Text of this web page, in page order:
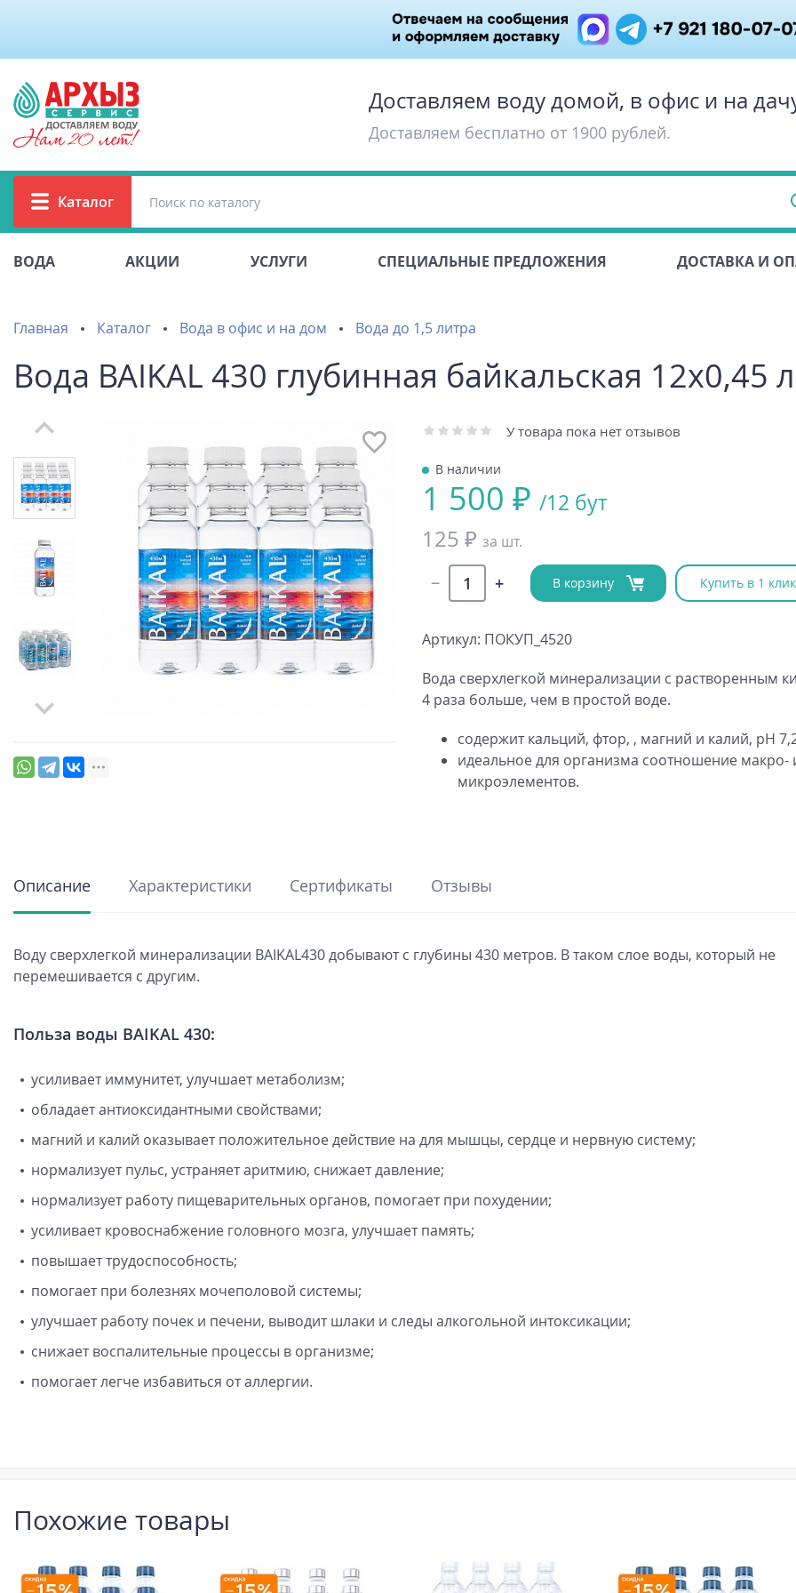
Доставляем воду домой, в офис и на
Доставляем бесплатно от 1900 рублей.
Каталог
ВОДА АКЦИИ УСЛУГИ СПЕЦИАЛЬНЫЕ ПРЕДЛОЖЕНИЯ ДОСТАВКА И
Главная Каталог Вода в офис и на дом Вода до 1,5 литра
Вода BAIKAL 430 глубинная байкальская 12х0,45
У товара пока нет отзывов
В наличии
1 500 ₽ /12 бут
125 ₽ за шт.
В корзину Купить в 1 клик
Артикул: ПОКУП_4520
Вода сверхлегкой минерализации c растворенным
4 раза больше, чем в простой воде.
содержит кальций, фтор, , магний и калий, pH
идеальное для организма соотношение макро-
микроэлементов.
Описание Характеристики Сертификаты Отзывы
Воду сверхлегкой минерализации BAIKAL430 добывают с глубины 430 метров. В таком слое воды, который не
перемешивается с другим.
Польза воды BAIKAL 430:
усиливает иммунитет, улучшает метаболизм;
обладает антиоксидантными свойствами;
магний и калий оказывает положительное действие на для мышцы, сердце и нервную систему;
нормализует пульс, устраняет аритмию, снижает давление;
нормализует работу пищеварительных органов, помогает при похудении;
усиливает кровоснабжение головного мозга, улучшает память;
повышает трудоспособность;
помогает при болезнях мочеполовой системы;
улучшает работу почек и печени, выводит шлаки и следы алкогольной интоксикации;
снижает воспалительные процессы в организме;
помогает легче избавиться от аллергии.
Похожие товары